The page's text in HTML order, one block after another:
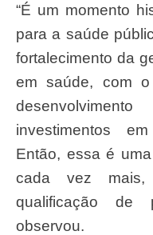
“É um momento histórico para o Amazonas e
para a saúde
fortalecimento da
em saúde, com
investimentos
Então, essa é
cada vez mais,
qualificação de
observou.